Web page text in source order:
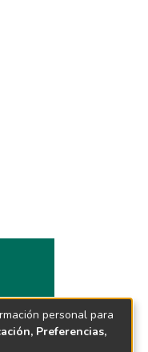
personal para
Preferencias,